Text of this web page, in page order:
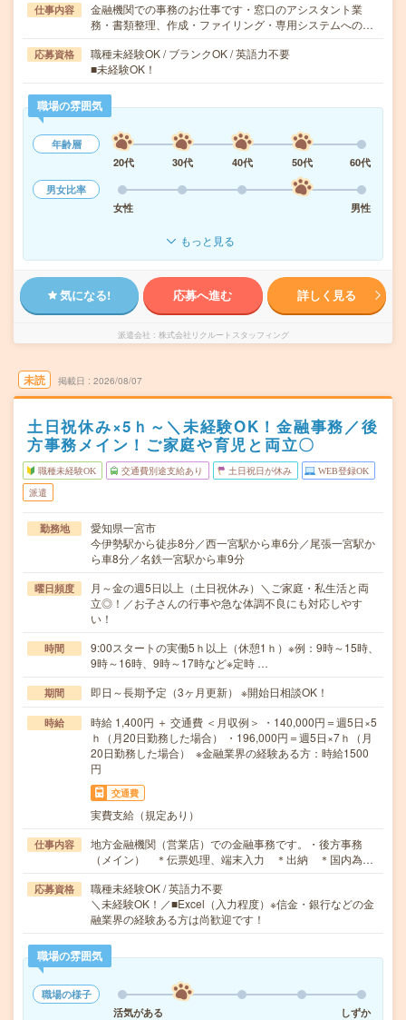
仕事内容
金融機関での事務のお仕事です・窓口のアシスタント業
務・書類整理、作成・ファイリング・専用システムへの…
応募資格
職種未経験OK / ブランクOK / 英語力不要
■未経験OK！
職場の雰囲気
年齢層
20代
30代 40代 50代
60代
男女比率
女性
男性
もっと見る
気になる! 応募へ進む 詳しく見る
派遣会社 株式会社リクルートスタッフィング
未読 掲載日 2026/08/07
土日祝休み×5ｈ～＼未経験OK！金融事務／後
方事務メイン！ご家庭や育児と両立〇
職種未経験OK 交通費別途支給あり 土日祝日が休み WEB登録OK
派遣
勤務地
愛知県一宮市
今伊勢駅から徒歩8分／西一宮駅から車6分／尾張一宮駅か
ら車8分／名鉄一宮駅から車9分
曜日頻度
月～金の週5日以上（土日祝休み）＼ご家庭・私生活と両
立◎！／お子さんの行事や急な体調不良にも対応しやす
い！
時間
9:00スタートの実働5ｈ以上（休憩1ｈ）※例：9時～15時、
9時～16時、9時～17時など※定時 …
期間 即日～長期予定（3ヶ月更新） ※開始日相談OK！
時給
時給 1,400円 ＋ 交通費 ＜月収例＞ ・140,000円＝週5日×5
ｈ（月20日勤務した場合） ・196,000円＝週5日×7ｈ（月
20日勤務した場合） ※金融業界の経験ある方：時給1500
円
交通費
実費支給（規定あり）
仕事内容
地方金融機関（営業店）での金融事務です。・後方事務
（メイン） ＊伝票処理、端末入力 ＊出納 ＊国内為…
応募資格
職種未経験OK / 英語力不要
＼未経験OK！／■Excel（入力程度）※信金・銀行などの金
融業界の経験ある方は尚歓迎です！
職場の雰囲気
職場の様子
活気がある
しずか